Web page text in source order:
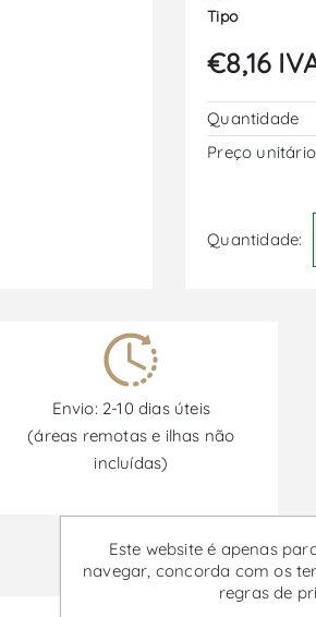
Tipo
€8,16
Quantidade
Preço unitário
Quantidade:
Envio: 2-10 dias úteis
(áreas remotas e ilhas não
incluídas)
Promoções disponíveis de
Este website é apenas
navegar, concorda com os
regras de